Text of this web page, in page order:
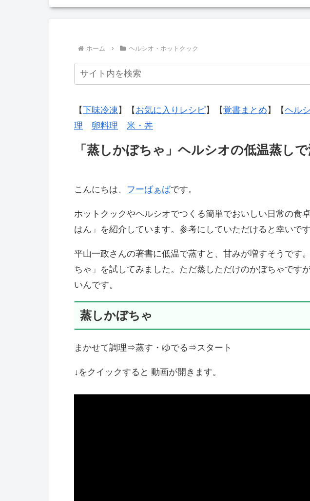
ホーム ヘルシオ・ホットクック
【下味冷凍 】【 お気に入りレシピ】【覚書まとめ 】【ヘル
理
卵料理 米・丼
「蒸しかぼちゃ」ヘルシオの低温蒸しで
こんにちは、 フーばぁばです。
ホットクックやヘルシオでつくる簡単でおいしい日常の食
はん」を紹介しています。参考にしていただけると幸いです
平山一政さんの著書に低温で蒸すと、甘みが増すそうです
ちゃ」を試してみました。ただ蒸しただけのかぼちゃです
いんです。
蒸しかぼちゃ
まかせて調理⇒蒸す・ゆでる⇒スタート
↓をクイックすると 動画が開きます。